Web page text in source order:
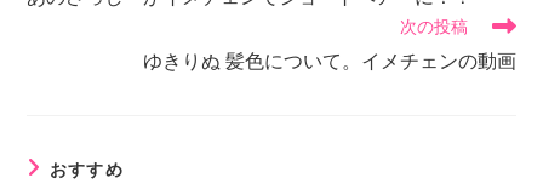
次の投稿
ゆきりぬ 髪色について。イメチェンの動画
おすすめ